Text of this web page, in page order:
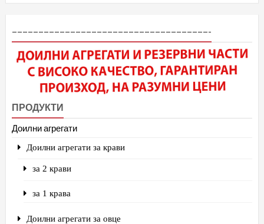
–––––––––––––––––––––––––––––––––––––-
ПРОДУКТИ
Доилни агрегати
Доилни агрегати за крави
за 2 крави
за 1 крава
Доилни агрегати за овце